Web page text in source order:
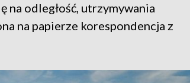
na odległość, utrzymywania
na papierze korespondencja z